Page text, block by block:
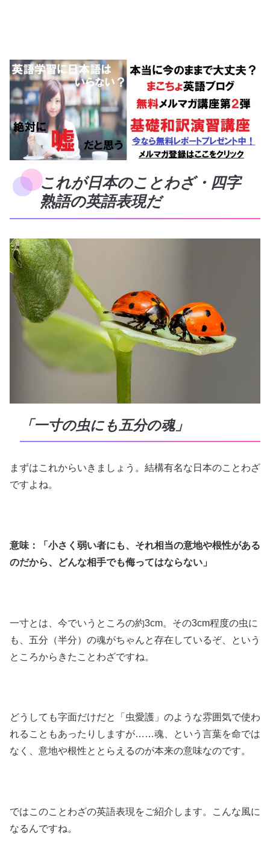
これが日本のことわざ・四字
熟語の英語表現だ
「一寸の虫にも五分の魂」
まずはこれからいきましょう。結構有名な日本のことわざ
ですよね。
意味：「小さく弱い者にも、それ相当の意地や根性がある
のだから、どんな相手でも侮ってはならない」
一寸とは、今でいうところの約3cm。その3cm程度の虫に
も、五分（半分）の魂がちゃんと存在しているぞ、という
ところからきたことわざですね。
どうしても字面だけだと「虫愛護」のような雰囲気で使わ
れることもあったりしますが……魂、という言葉を命では
なく、意地や根性ととらえるのが本来の意味なのです。
ではこのことわざの英語表現をご紹介します。こんな風に
なるんですね。